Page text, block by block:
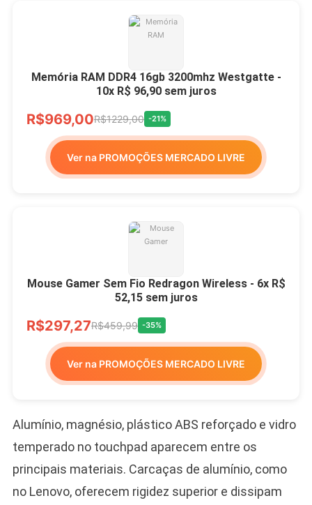
Memória RAM DDR4 16gb 3200mhz Westgatte -
10x R$ 96,90 sem juros
R$969,00R$1229,00 -21%
Ver na PROMOÇÕES MERCADO LIVRE
Mouse Gamer Sem Fio Redragon Wireless - 6x R$
52,15 sem juros
R$297,27R$459,99 -35%
Ver na PROMOÇÕES MERCADO LIVRE
Alumínio, magnésio, plástico ABS reforçado e vidro
temperado no touchpad aparecem entre os
principais materiais. Carcaças de alumínio, como
no Lenovo, oferecem rigidez superior e dissipam